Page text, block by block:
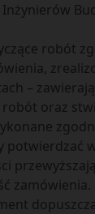
robót
–
oraz
potwierdzać
zamówienia.